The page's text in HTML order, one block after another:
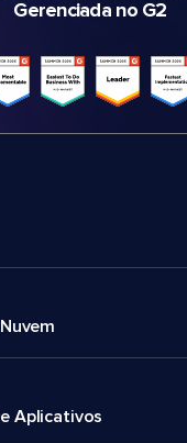
Gerenciada no G2
Aplicativos